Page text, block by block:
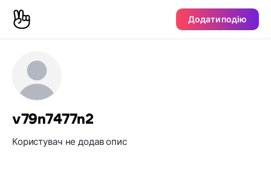
Додати подію
v79n7477n2
Користувач не додав опис